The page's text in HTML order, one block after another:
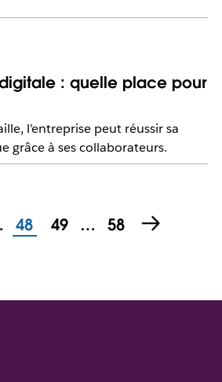
: quelle place pour
l’entreprise peut réussir sa
grâce à ses collaborateurs.
48 49 … 58